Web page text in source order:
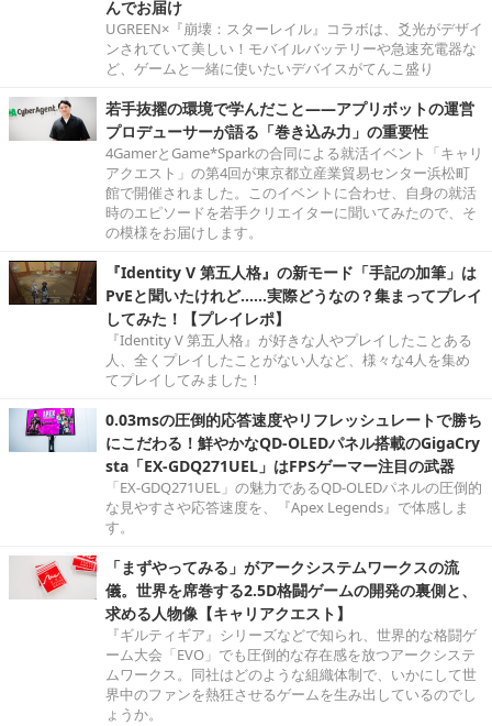
んでお届け
UGREEN×『崩壊：スターレイル』コラボは、爻光がデザイ
ンされていて美しい！モバイルバッテリーや急速充電器な
ど、ゲームと一緒に使いたいデバイスがてんこ盛り
若手抜擢の環境で学んだこと――アプリボットの運営
プロデューサーが語る「巻き込み力」の重要性
4GamerとGame*Sparkの合同による就活イベント「キャリ
アクエスト」の第4回が東京都立産業貿易センター浜松町
館で開催されました。このイベントに合わせ、自身の就活
時のエピソードを若手クリエイターに聞いてみたので、そ
の模様をお届けします。
『Identity V 第五人格』の新モード「手記の加筆」は
PvEと聞いたけれど……実際どうなの？集まってプレイ
してみた！【プレイレポ】
『Identity V 第五人格』が好きな人やプレイしたことある
人、全くプレイしたことがない人など、様々な4人を集め
てプレイしてみました！
0.03msの圧倒的応答速度やリフレッシュレートで勝ち
にこだわる！鮮やかなQD-OLEDパネル搭載のGigaCry
sta「EX-GDQ271UEL」はFPSゲーマー注目の武器
「EX-GDQ271UEL」の魅力であるQD-OLEDパネルの圧倒的
な見やすさや応答速度を、『Apex Legends』で体感しま
す。
「まずやってみる」がアークシステムワークスの流
儀。世界を席巻する2.5D格闘ゲームの開発の裏側と、
求める人物像【キャリアクエスト】
『ギルティギア』シリーズなどで知られ、世界的な格闘ゲ
ーム大会「EVO」でも圧倒的な存在感を放つアークシステ
ムワークス。同社はどのような組織体制で、いかにして世
界中のファンを熱狂させるゲームを生み出しているのでし
ょうか。